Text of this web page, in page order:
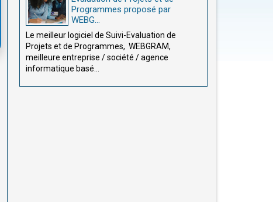
Programmes proposé par
WEBG...
Le meilleur logiciel de Suivi-Evaluation de
Projets et de Programmes, WEBGRAM,
meilleure entreprise / société / agence
informatique basé...